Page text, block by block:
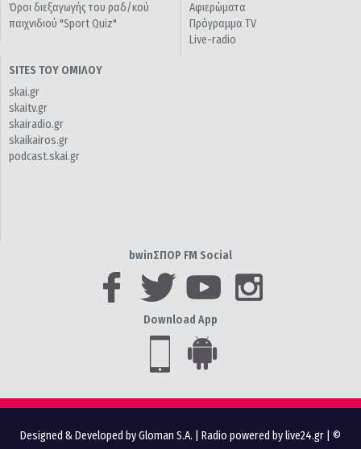
Όροι διεξαγωγής του ραδ/κού
παιχνιδιού "Sport Quiz"
Αφιερώματα
Πρόγραμμα TV
Live-radio
SITES ΤΟΥ ΟΜΙΛΟΥ
skai.gr
skaitv.gr
skairadio.gr
skaikairos.gr
podcast.skai.gr
bwinΣΠΟΡ FM Social
Download App
Designed & Developed by Gloman S.A. Radio powered by live24.gr | ©